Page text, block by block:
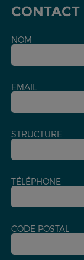
CONTACT
NOM
EMAIL
STRUCTURE
TÉLÉPHONE
CODE POSTAL